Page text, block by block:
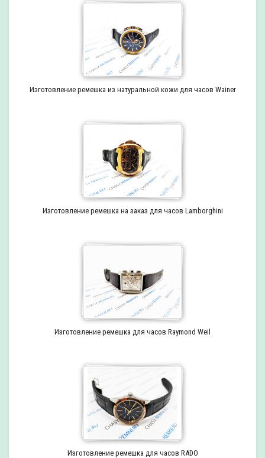
Изготовление ремешка из натуральной кожи для часов Wainer
Изготовление ремешка на заказ для часов Lamborghini
Изготовление ремешка для часов Raymond Weil
Изготовление ремешка для часов RADO